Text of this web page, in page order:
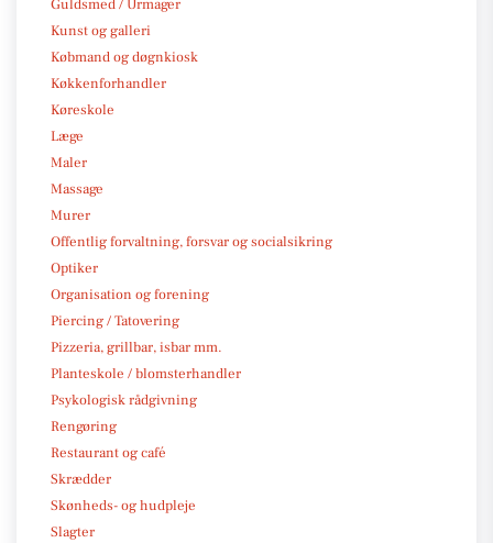
Guldsmed / Urmager
Kunst og galleri
Købmand og døgnkiosk
Køkkenforhandler
Køreskole
Læge
Maler
Massage
Murer
Offentlig forvaltning, forsvar og socialsikring
Optiker
Organisation og forening
Piercing / Tatovering
Pizzeria, grillbar, isbar mm.
Planteskole / blomsterhandler
Psykologisk rådgivning
Rengøring
Restaurant og café
Skrædder
Skønheds- og hudpleje
Slagter